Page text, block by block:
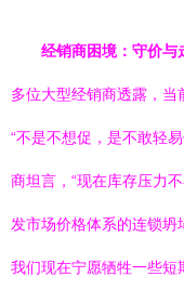
经销商困境：守价与
多位大型经销商透露，当
“不是不想促，是不敢轻
商坦言，“现在库存压力
发市场价格体系的连锁坍
我们现在宁愿牺牲一些